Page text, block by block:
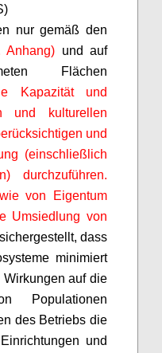
nur gemäß den
Anhang) und auf
Flächen
Kapazität und
und kulturellen
und
(einschließlich
durchzuführen.
von Eigentum
Umsiedlung von
dass
minimiert
auf die
Populationen
des Betriebs die
und